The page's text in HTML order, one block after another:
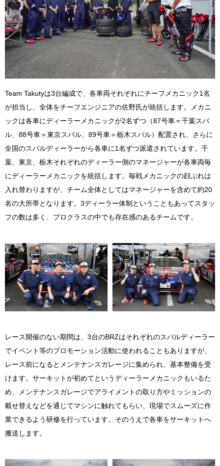
Team Takutyは3台編成で、各車両それぞれにチーフメカニック1名
が担当し、全体をチーフエンジニアの佐野氏が統括します。メカニ
ックは各車にディーラーメカニックが2名ずつ（87号車＝千葉スバ
ル、88号車＝東京スバル、89号車＝栃木スバル）配置され、さらに
全国のスバルディーラーから各車に1名ずつ派遣されています。千
葉、東京、栃木それぞれのディーラー側のマネージャーが各車両毎
にディーラーメカニックを統括します。毎戦メカニックの顔ぶれは
入れ替わりますが、チーム全体としてはマネージャーを含めて約20
名の大所帯となります。3ディーラー体制ということもあってスタッ
フの数は多く、プロクラスの中でも存在感のあるチームです。
レース開催のない期間は、3台のBRZはそれぞれのスバルディーラー
でイベント等のプロモーション活動に使われることもありますが、
レース前になるとメンテナンスガレージに集められ、基本整備を受
けます。サーキットが初めてというディーラーメカニックもいるた
め、メンテナンスガレージでアライメントの取り方やミッションの
載せ替えなどを通じてマシンに触れてもらい、現場でスムーズに作
業できるよう研修を行っています。そのうえで各車をサーキットへ
搬送します。